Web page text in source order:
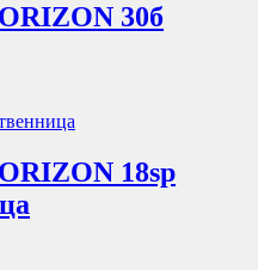
30б
18sp